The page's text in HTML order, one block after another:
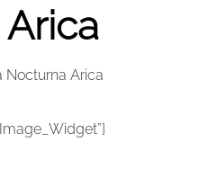
Nocturna Arica